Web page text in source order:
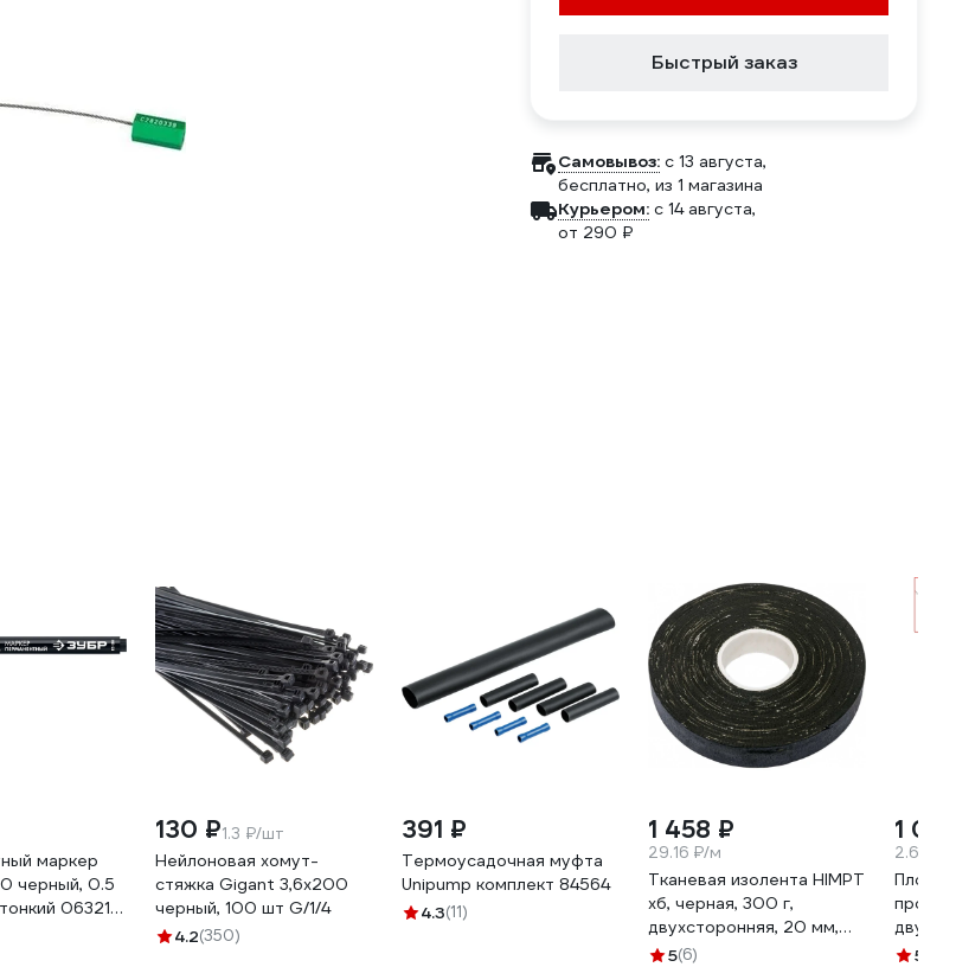
Быстрый заказ
Самовывоз: c 13 августа,
бесплатно, из 1 магазина
Курьером: c 14 августа,
от 290 ₽
маркер
черный, 0.5
06321-
130 ₽1.3 ₽/шт
Нейлоновая хомут-
стяжка Gigant 3,6х200
черный, 100 шт G/1/4
4.2(350)
391 ₽
Термоусадочная муфта
Unipump комплект 84564
4.3(11)
1 458 ₽
29.16 ₽/м
Тканевая изолента HIMPT
хб, черная, 300 г,
двухсторонняя, 20 мм,
0.4 мм 00-00008227
5(6)
1
2.63 ₽/
5